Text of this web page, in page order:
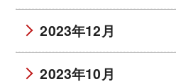
2023年12月
2023年10月